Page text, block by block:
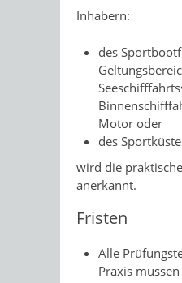
Inhabern:
des
Motor oder
des
wird die
anerkannt.
Fristen
Alle
Praxis